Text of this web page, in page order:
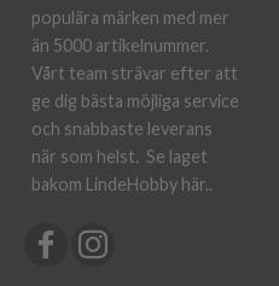
populära märken med mer
än 5000 artikelnummer.
Vårt team strävar efter att
ge dig bästa möjliga service
och snabbaste leverans
när som helst. Se laget
bakom LindeHobby här..